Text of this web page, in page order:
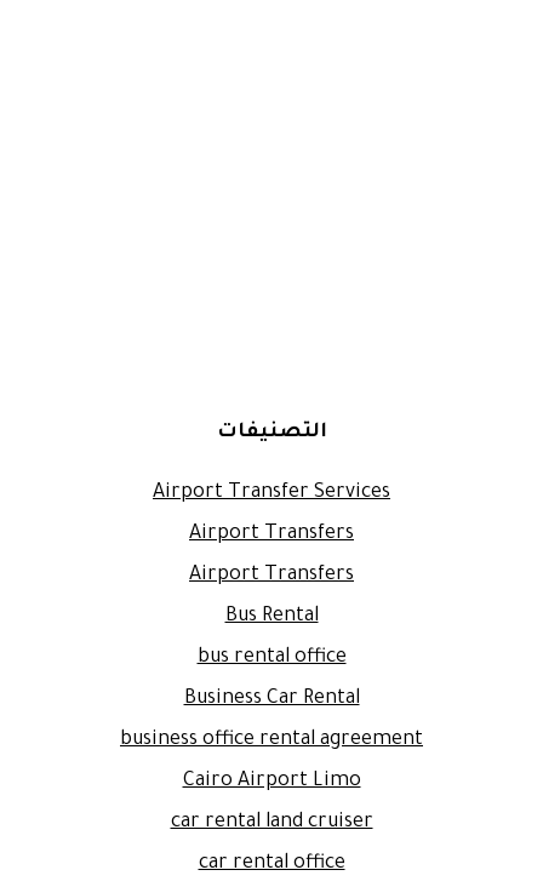
التصنيفات
Airport Transfer Services
Airport Transfers
Airport Transfers
Bus Rental
bus rental office
Business Car Rental
business office rental agreement
Cairo Airport Limo
car rental land cruiser
car rental office